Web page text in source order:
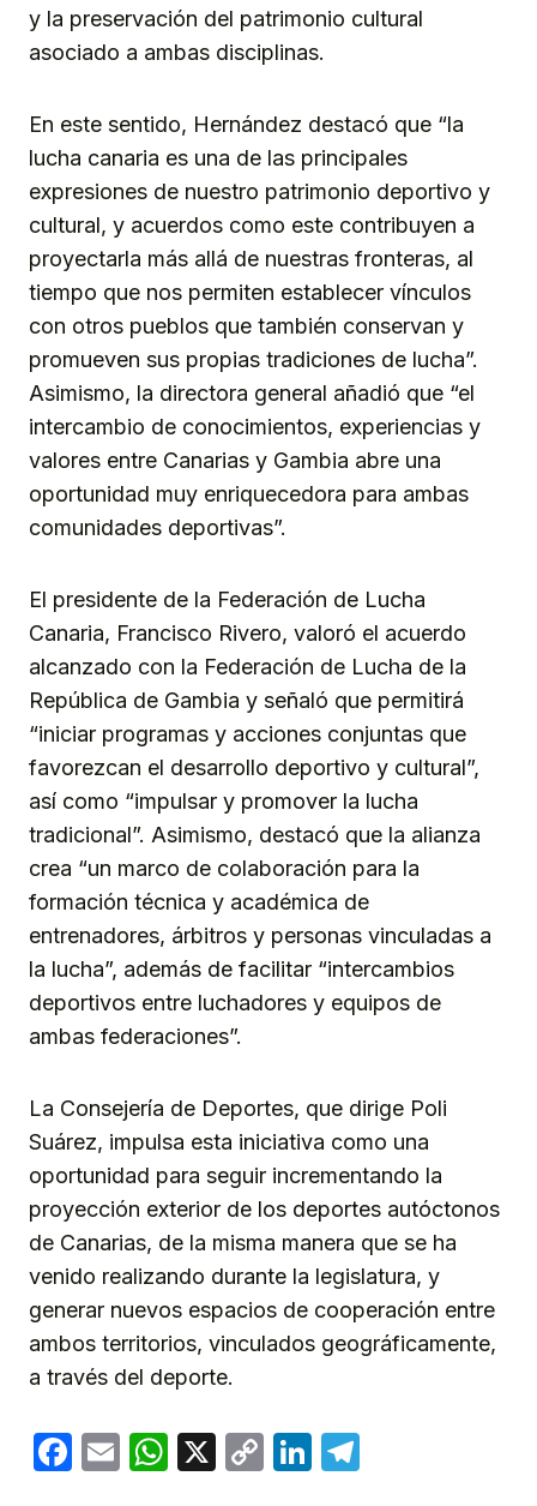
y la preservación del patrimonio cultural
asociado a ambas disciplinas.
En este sentido, Hernández destacó que “la
lucha canaria es una de las principales
expresiones de nuestro patrimonio deportivo y
cultural, y acuerdos como este contribuyen a
proyectarla más allá de nuestras fronteras, al
tiempo que nos permiten establecer vínculos
con otros pueblos que también conservan y
promueven sus propias tradiciones de lucha”.
Asimismo, la directora general añadió que “el
intercambio de conocimientos, experiencias y
valores entre Canarias y Gambia abre una
oportunidad muy enriquecedora para ambas
comunidades deportivas”.
El presidente de la Federación de Lucha
Canaria, Francisco Rivero, valoró el acuerdo
alcanzado con la Federación de Lucha de la
República de Gambia y señaló que permitirá
“iniciar programas y acciones conjuntas que
favorezcan el desarrollo deportivo y cultural”,
así como “impulsar y promover la lucha
tradicional”. Asimismo, destacó que la alianza
crea “un marco de colaboración para la
formación técnica y académica de
entrenadores, árbitros y personas vinculadas a
la lucha”, además de facilitar “intercambios
deportivos entre luchadores y equipos de
ambas federaciones”.
La Consejería de Deportes, que dirige Poli
Suárez, impulsa esta iniciativa como una
oportunidad para seguir incrementando la
proyección exterior de los deportes autóctonos
de Canarias, de la misma manera que se ha
venido realizando durante la legislatura, y
generar nuevos espacios de cooperación entre
ambos territorios, vinculados geográficamente,
a través del deporte.
Facebook
EmailWhatsApp
X
CopyLinkedIn